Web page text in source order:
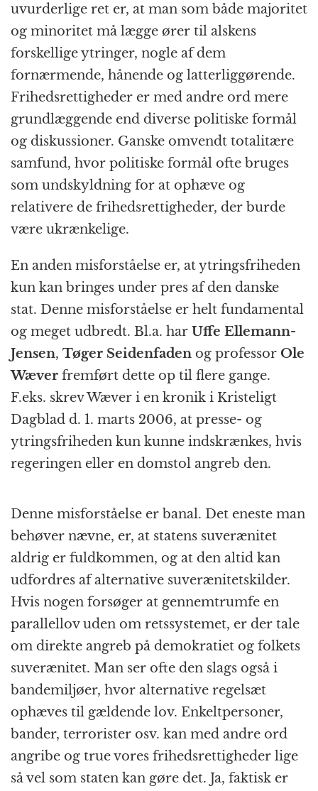
uvurderlige ret er, at man som både majoritet
og minoritet må lægge ører til alskens
forskellige ytringer, nogle af dem
fornærmende, hånende og latterliggørende.
Frihedsrettigheder er med andre ord mere
grundlæggende end diverse politiske formål
og diskussioner. Ganske omvendt totalitære
samfund, hvor politiske formål ofte bruges
som undskyldning for at ophæve og
relativere de frihedsrettigheder, der burde
være ukrænkelige.
En anden misforståelse er, at ytringsfriheden
kun kan bringes under pres af den danske
stat. Denne misforståelse er helt fundamental
og meget udbredt. Bl.a. har Uffe Ellemann-
Jensen, Tøger Seidenfaden og professor Ole
Wæver fremført dette op til flere gange.
F.eks. skrev Wæver i en kronik i Kristeligt
Dagblad d. 1. marts 2006, at presse- og
ytringsfriheden kun kunne indskrænkes, hvis
regeringen eller en domstol angreb den.
Denne misforståelse er banal. Det eneste man
behøver nævne, er, at statens suverænitet
aldrig er fuldkommen, og at den altid kan
udfordres af alternative suverænitetskilder.
Hvis nogen forsøger at gennemtrumfe en
parallellov uden om retssystemet, er der tale
om direkte angreb på demokratiet og folkets
suverænitet. Man ser ofte den slags også i
bandemiljøer, hvor alternative regelsæt
ophæves til gældende lov. Enkeltpersoner,
bander, terrorister osv. kan med andre ord
angribe og true vores frihedsrettigheder lige
så vel som staten kan gøre det. Ja, faktisk er